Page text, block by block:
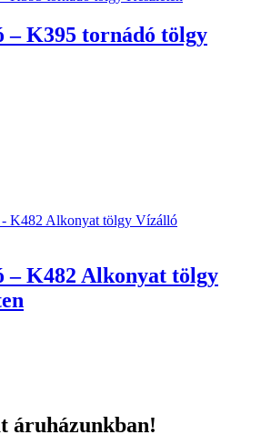
– K395 tornádó tölgy
– K482 Alkonyat tölgy
áruházunkban!